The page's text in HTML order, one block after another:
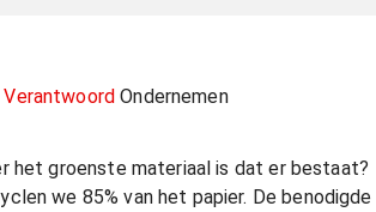
Verantwoord Ondernemen
het groenste materiaal is dat er bestaat?
we 85% van het papier. De benodigde